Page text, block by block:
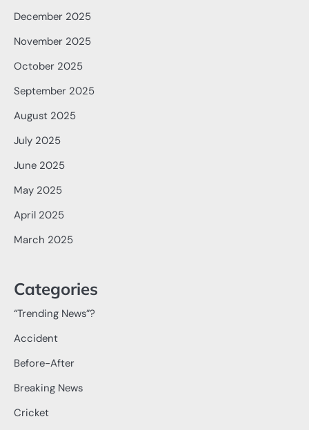
December 2025
November 2025
October 2025
September 2025
August 2025
July 2025
June 2025
May 2025
April 2025
March 2025
Categories
“Trending News”?
Accident
Before-After
Breaking News
Cricket